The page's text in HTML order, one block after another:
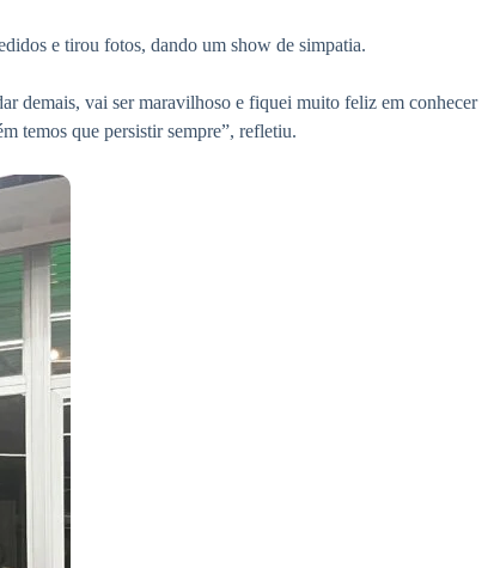
e tirou fotos, dando um show de simpatia.
demais, vai ser maravilhoso e fiquei muito feliz em conhecer
temos que persistir sempre”, refletiu.